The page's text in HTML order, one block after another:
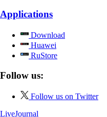
Applications
Download
Huawei
RuStore
Follow us:
Follow us on Twitter
LiveJournal